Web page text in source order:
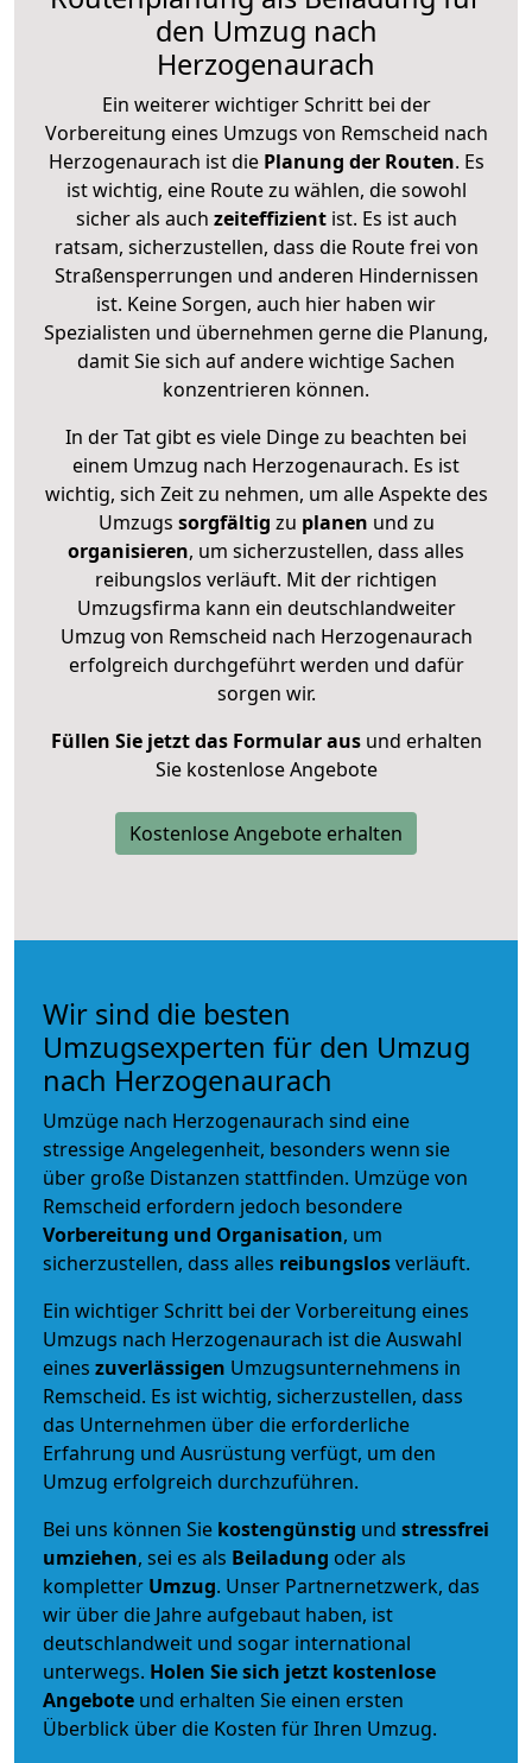
den Umzug nach
Herzogenaurach
Ein weiterer wichtiger Schritt bei der
Vorbereitung eines Umzugs von Remscheid nach
Herzogenaurach ist diePlanung der Routen. Es
ist wichtig, eine Route zu wählen, die sowohl
sicher als auch zeiteffizientist. Es ist auch
ratsam, sicherzustellen, dass die Route frei von
Straßensperrungen und anderen Hindernissen
ist. Keine Sorgen, auch hier haben wir
Spezialisten und übernehmen gerne die Planung,
damit Sie sich auf andere wichtige Sachen
konzentrieren können.
In der Tat gibt es viele Dinge zu beachten bei
einem Umzug nach Herzogenaurach. Es ist
wichtig, sich Zeit zu nehmen, um alle Aspekte des
Umzugs sorgfältig zu planen und zu
organisieren, um sicherzustellen, dass alles
reibungslos verläuft. Mit der richtigen
Umzugsfirma kann ein deutschlandweiter
Umzug von Remscheid nach Herzogenaurach
erfolgreich durchgeführt werden und dafür
sorgen wir.
Füllen Sie jetzt das Formular ausund erhalten
Sie kostenlose Angebote
Kostenlose Angebote erhalten
Wir sind die besten
Umzugsexperten für den Umzug
nach Herzogenaurach
Umzüge nach Herzogenaurach sind eine
stressige Angelegenheit, besonders wenn sie
über große Distanzen stattfinden. Umzüge von
Remscheid erfordern jedoch besondere
Vorbereitung und Organisation, um
sicherzustellen, dass alles reibungslosverläuft.
Ein wichtiger Schritt bei der Vorbereitung eines
Umzugs nach Herzogenaurach ist die Auswahl
eines zuverlässigen Umzugsunternehmens in
Remscheid. Es ist wichtig, sicherzustellen, dass
das Unternehmen über die erforderliche
Erfahrung und Ausrüstung verfügt, um den
Umzug erfolgreich durchzuführen.
Bei uns können Sie kostengünstig und stressfrei
umziehen, sei es als Beiladung oder als
kompletter Umzug. Unser Partnernetzwerk, das
wir über die Jahre aufgebaut haben, ist
deutschlandweit und sogar international
unterwegs. Holen Sie sich jetzt kostenlose
Angebote und erhalten Sie einen ersten
Überblick über die Kosten für Ihren Umzug.